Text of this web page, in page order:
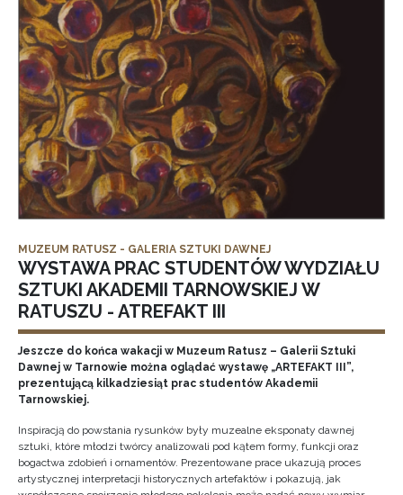
MUZEUM RATUSZ - GALERIA SZTUKI DAWNEJ
WYSTAWA PRAC STUDENTÓW WYDZIAŁU
SZTUKI AKADEMII TARNOWSKIEJ W
RATUSZU - ATREFAKT III
Jeszcze do końca wakacji w Muzeum Ratusz – Galerii Sztuki
Dawnej w Tarnowie można oglądać wystawę „ARTEFAKT III”,
prezentującą kilkadziesiąt prac studentów Akademii
Tarnowskiej.
Inspiracją do powstania rysunków były muzealne eksponaty dawnej
sztuki, które młodzi twórcy analizowali pod kątem formy, funkcji oraz
bogactwa zdobień i ornamentów. Prezentowane prace ukazują proces
artystycznej interpretacji historycznych artefaktów i pokazują, jak